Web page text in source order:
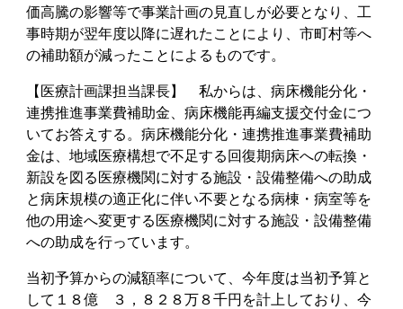
価高騰の影響等で事業計画の見直しが必要となり、工
事時期が翌年度以降に遅れたことにより、市町村等へ
の補助額が減ったことによるものです。
【医療計画課担当課長】 私からは、病床機能分化・
連携推進事業費補助金、病床機能再編支援交付金につ
いてお答えする。病床機能分化・連携推進事業費補助
金は、地域医療構想で不足する回復期病床への転換・
新設を図る医療機関に対する施設・設備整備への助成
と病床規模の適正化に伴い不要となる病棟・病室等を
他の用途へ変更する医療機関に対する施設・設備整備
への助成を行っています。
当初予算からの減額率について、今年度は当初予算と
して１８億 ３，８２８万８千円を計上しており、今